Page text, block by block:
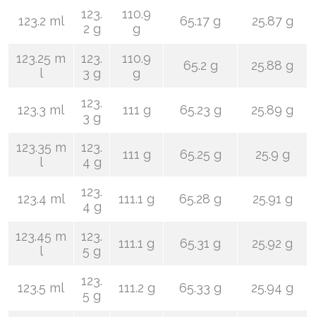
123.2 ml
123.
2 g
110.9
g
65.17 g 25.87 g
123.25 m
l
123.
3 g
110.9
g
65.2 g 25.88 g
123.3 ml
123.
3 g
111 g 65.23 g 25.89 g
123.35 m
l
123.
4 g
111 g 65.25 g 25.9 g
123.4 ml
123.
4 g
111.1 g 65.28 g 25.91 g
123.45 m
l
123.
5 g
111.1 g 65.31 g 25.92 g
123.5 ml
123.
5 g
111.2 g 65.33 g 25.94 g